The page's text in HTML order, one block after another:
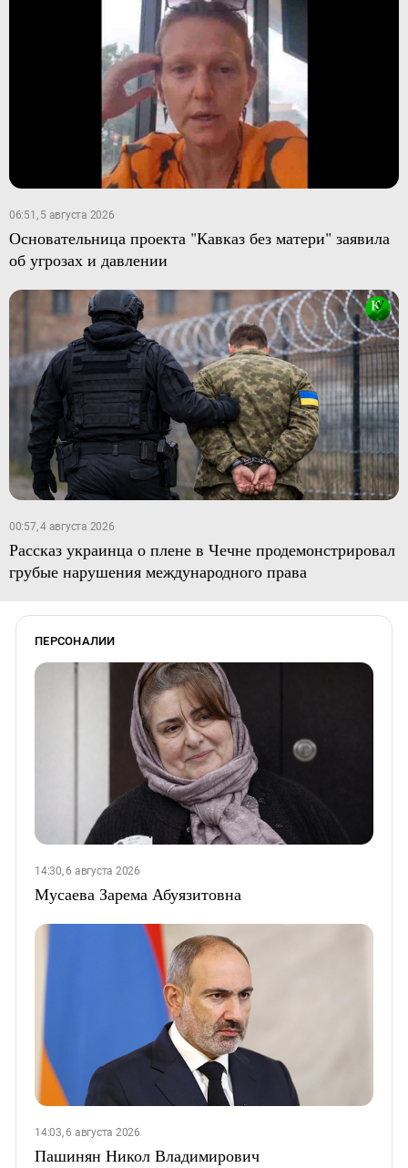
06:51, 5 августа 2026
Основательница проекта "Кавказ без матери" заявила
об угрозах и давлении
00:57, 4 августа 2026
Рассказ украинца о плене в Чечне продемонстрировал
грубые нарушения международного права
ПЕРСОНАЛИИ
14:30, 6 августа 2026
Мусаева Зарема Абуязитовна
14:03, 6 августа 2026
Пашинян Никол Владимирович